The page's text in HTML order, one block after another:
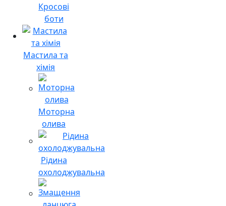
Кросові
боти
Мастила та
хімія
Моторна
олива
Рідина
охолоджувальна